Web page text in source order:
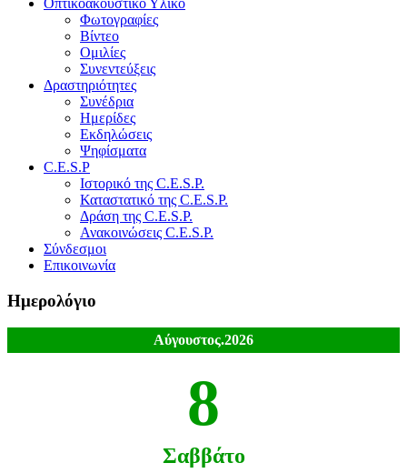
Οπτικοακουστικό Υλικό
Φωτογραφίες
Βίντεο
Ομιλίες
Συνεντεύξεις
Δραστηριότητες
Συνέδρια
Ημερίδες
Εκδηλώσεις
Ψηφίσματα
C.E.S.P
Ιστορικό της C.E.S.P.
Καταστατικό της C.E.S.P.
Δράση της C.E.S.P.
Ανακοινώσεις C.E.S.P.
Σύνδεσμοι
Επικοινωνία
Ημερολόγιο
Αύγουστος.2026
8
Σαββάτο